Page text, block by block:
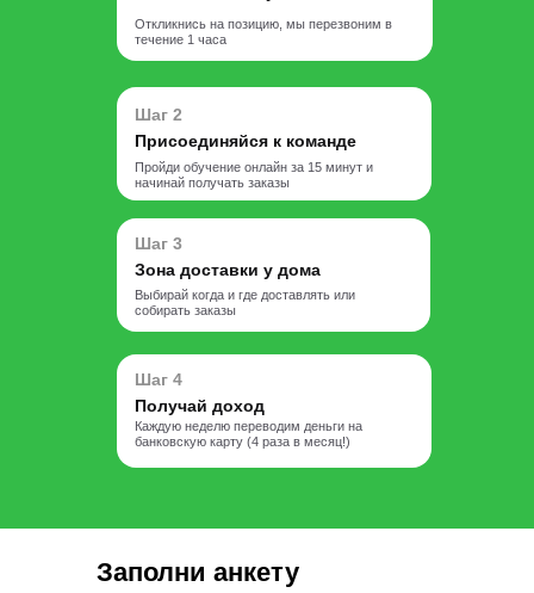
Откликнись на позицию, мы перезвоним в
течение 1 часа
Шаг 2
Присоединяйся к команде
Пройди обучение онлайн за 15 минут и
начинай получать заказы
Шаг 3
Зона доставки у дома
Выбирай когда и где доставлять или
собирать заказы
Шаг 4
Получай доход
Каждую неделю переводим деньги на
банковскую карту (4 раза в месяц!)
Заполни анкету